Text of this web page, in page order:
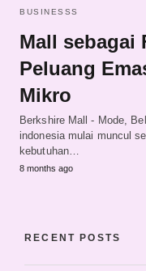
BUSINESSS
Mall sebagai
Peluang
Mikro
Berkshire Mall - Mode,
indonesia mulai muncul
kebutuhan…
8 months ago
RECENT POSTS